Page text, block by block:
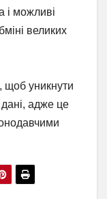
і можливі
великих
щоб уникнути
адже це